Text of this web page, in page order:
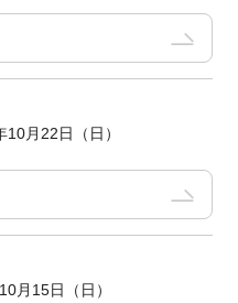
月22日（日）
月15日（日）